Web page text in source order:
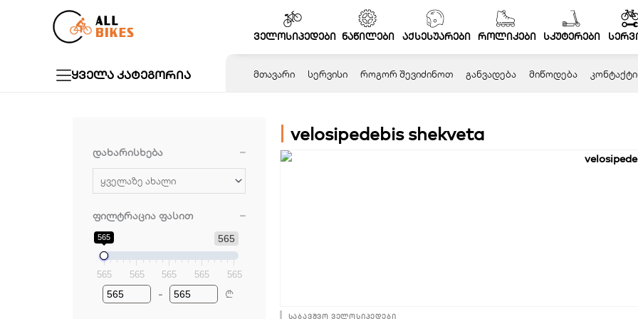
ველოსიპედები ნაწილები აქსესუარები როლიკები სკუტერები
ყველა კატეგორია ᲛᲗᲐᲕᲐᲠᲘ ᲡᲔᲠᲕᲘᲡᲘ ᲠᲝᲒᲝᲠ ᲨᲔᲕᲘᲫᲘᲜᲝᲗ ᲒᲐᲜᲕᲐᲓᲔᲑᲐ ᲛᲘᲬᲝᲓᲔᲑᲐ ᲙᲝᲜᲢᲐᲥᲢᲘ
დახარისხება
Sort Products
ფილტრაცია ფასით
565
565
565 565 565 565 565
Minimum Price
-
Maximum Price
₾
velosipedebis shekveta
საბავშვო ველოსიპედები